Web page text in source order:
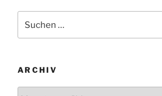
nach:
ARCHIV